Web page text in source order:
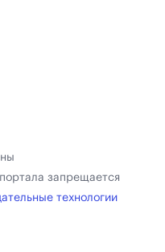
запрещается
технологии